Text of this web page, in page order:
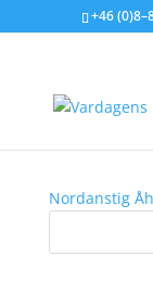
+46
maj
Nordanstig